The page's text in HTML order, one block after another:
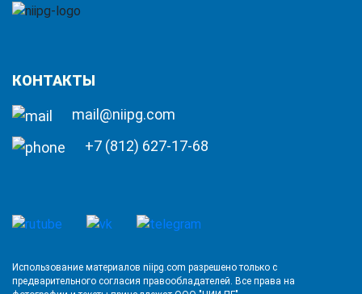
КОНТАКТЫ
mail@niipg.com
+7 (812) 627-17-68
Использование материалов niipg.com разрешено только с
предварительного согласия правообладателей. Все права на